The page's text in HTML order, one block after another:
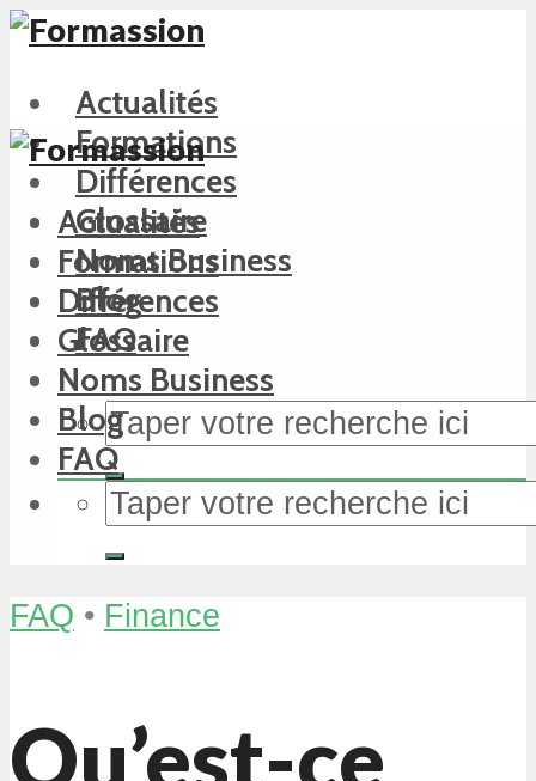
Actualités
Formations
Différences
Glossaire
Noms Business
Blog
FAQ
Actualités
Formations
Différences
Glossaire
Noms Business
Blog
FAQ
FAQ • Finance
Qu’est-ce